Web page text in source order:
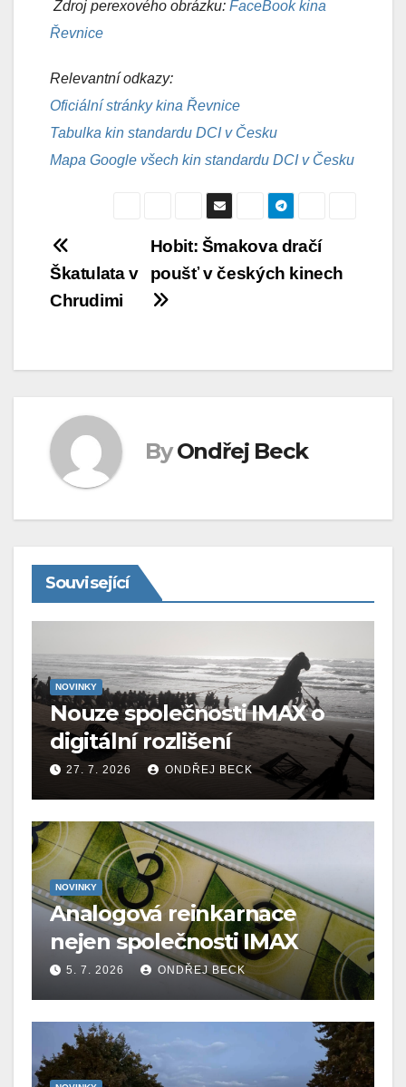
Zdroj perexového obrázku: FaceBook kina
Řevnice
Relevantní odkazy:
Oficiální stránky kina Řevnice
Tabulka kin standardu DCI v Česku
Mapa Google všech kin standardu DCI v Česku
Navigace
pro
Hobit: Šmakova dračí
poušť v českých kinech
Škatulata v
Chrudimi
By Ondřej Beck
Související
NOVINKY
Nouze společnosti IMAX o
digitální rozlišení
27. 7. 2026 ONDŘEJ BECK
NOVINKY
Analogová reinkarnace
nejen společnosti IMAX
5. 7. 2026 ONDŘEJ BECK